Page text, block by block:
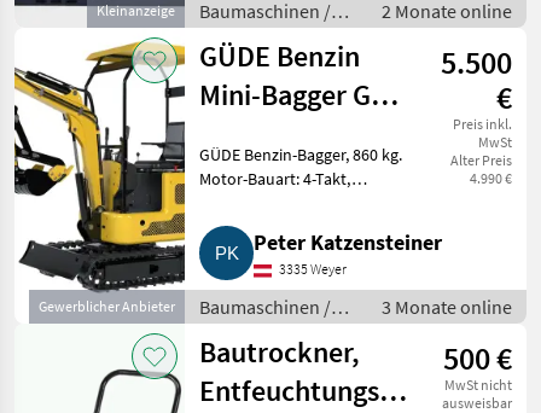
Kleinanzeige
Baumaschinen /
Kleingeräte
2 Monate online
Gewerblicher Anbieter
GÜDE Benzin
Mini-Bagger GMB
Minibagger 860
5.500
€
Preis inkl.
MwSt
Alter Preis
4.990 €
GÜDE Benzin-Bagger, 860 kg.
Motor-Bauart: 4-Takt,
(kW/PS), Hubraum: 420 cm³,
Nenndrehzahl: 3.600 1/min,
Tankinhalt: 5, 5 l, Kraftstoff:
Benzin
Peter Katzensteiner
3335 Weyer
Baumaschinen /
Kleingeräte
3 Monate online
Bautrockner,
Entfeuchtungsgerät
500 €
MwSt nicht
ausweisbar